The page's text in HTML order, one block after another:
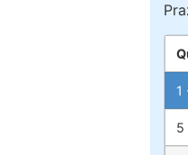
1
5